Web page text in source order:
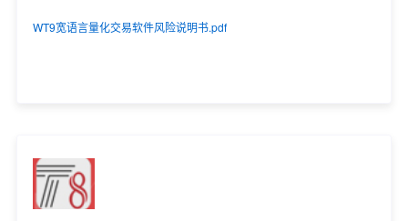
WT9宽语言量化交易软件风险说明书.pdf